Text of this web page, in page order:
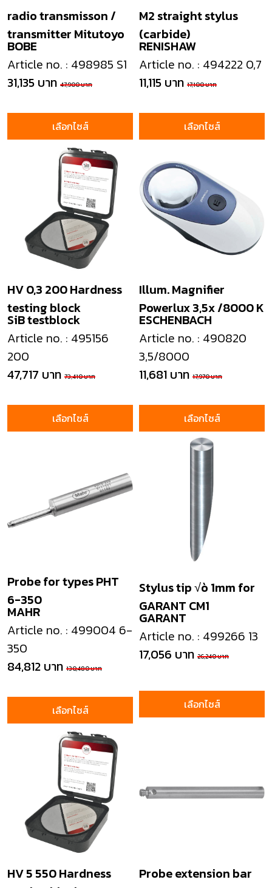
BOBE
radio transmisson /
transmitter Mitutoyo
Article no. : 498985 S1
31,135 บาท 47,900 บาท
เลือกไซส์
RENISHAW
M2 straight stylus
(carbide)
Article no. : 494222 0,7
11,115 บาท 17,100 บาท
เลือกไซส์
SiB testblock
HV 0,3 200 Hardness
testing block
Article no. : 495156
200
47,717 บาท 73,410 บาท
เลือกไซส์
ESCHENBACH
Illum. Magnifier
Powerlux 3,5x /8000 K
Article no. : 490820
3,5/8000
11,681 บาท 17,970 บาท
เลือกไซส์
MAHR
Probe for types PHT
6-350
Article no. : 499004 6-
350
84,812 บาท 130,480 บาท
เลือกไซส์
GARANT
Stylus tip √ò 1mm for
GARANT CM1
Article no. : 499266 13
17,056 บาท 26,240 บาท
เลือกไซส์
HV 5 550 Hardness
Probe extension bar